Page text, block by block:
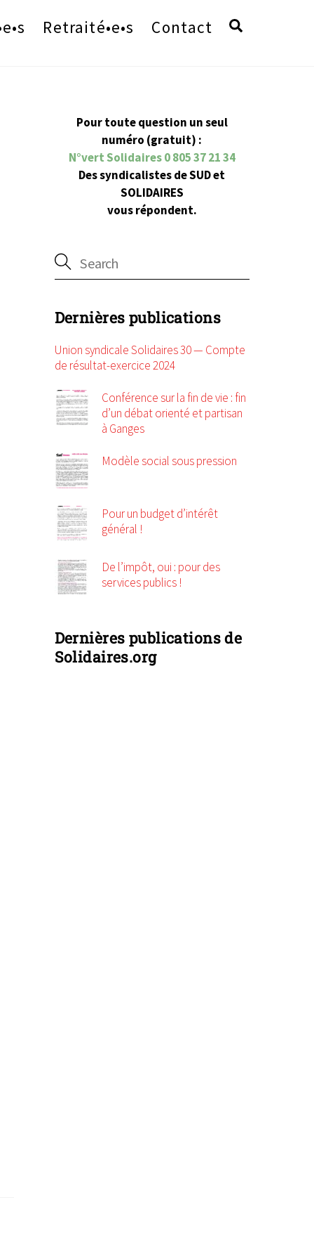
Retraité•e•s Contact
Pour toute question un seul
numéro (gratuit) :
N°vert Solidaires 0 805 37 21 34
Des syndicalistes de SUD et
SOLIDAIRES
vous répondent.
Dernières publications
Union syndicale Solidaires 30 — Compte
de résultat-exercice 2024
Conférence sur la fin de vie : fin
d’un débat orienté et partisan
à Ganges
Modèle social sous pression
Pour un budget d’intérêt
général !
De l’impôt, oui : pour des
services publics !
Dernières publications de
Solidaires.org